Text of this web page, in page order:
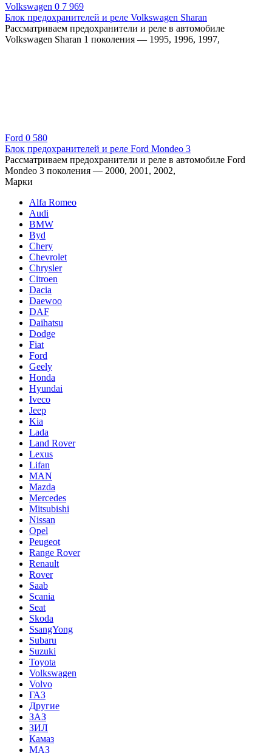
Volkswagen 0 7 969
Блок предохранителей и реле Volkswagen Sharan
Рассматриваем предохранители и реле в автомобиле
Volkswagen Sharan 1 поколения — 1995, 1996, 1997,
Ford 0 580
Блок предохранителей и реле Ford Mondeo 3
Рассматриваем предохранители и реле в автомобиле Ford
Mondeo 3 поколения — 2000, 2001, 2002,
Марки
Alfa Romeo
Audi
BMW
Byd
Chery
Chevrolet
Chrysler
Citroen
Dacia
Daewoo
DAF
Daihatsu
Dodge
Fiat
Ford
Geely
Honda
Hyundai
Iveco
Jeep
Kia
Lada
Land Rover
Lexus
Lifan
MAN
Mazda
Mercedes
Mitsubishi
Nissan
Opel
Peugeot
Range Rover
Renault
Rover
Saab
Scania
Seat
Skoda
SsangYong
Subaru
Suzuki
Toyota
Volkswagen
Volvo
ГАЗ
Другие
ЗАЗ
ЗИЛ
Камаз
МАЗ